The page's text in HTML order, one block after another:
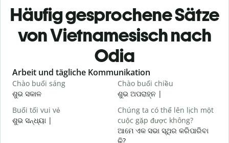
Häufig gesprochene Sätze
von Vietnamesisch nach
Odia
Slide 1 of 6
Arbeit und tägliche Kommunikation
Chào buổi sáng
ଶୁଭ ସକାଳ
Chào buổi chiều
ଶୁଭ ଅପରାହ୍ନ |
Buổi tối vui vẻ
ଶୁଭ ସନ୍ଧ୍ୟା |
Chúng ta có thể lên lịch một
cuộc gặp được không?
ଆମେ ଏକ ସଭା ସ୍ଥିର କରିପାରିବା
କି?